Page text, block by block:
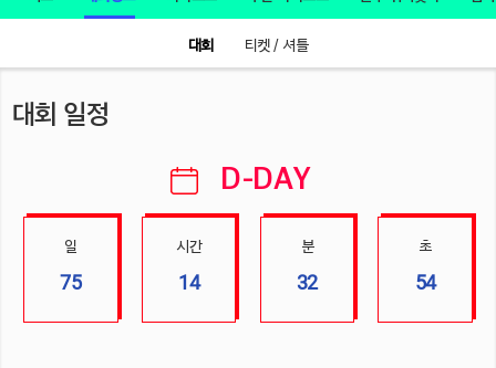
대회 티켓 / 셔틀
대회 일정
D-DAY
일
75
시간
14
분
32
초
54